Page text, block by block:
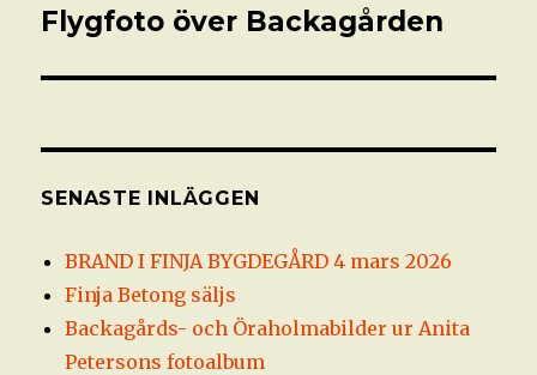
Nästa
Flygfoto över Backagården
SENASTE INLÄGGEN
BRAND I FINJA BYGDEGÅRD 4 mars 2026
Finja Betong säljs
Backagårds- och Öraholmabilder ur Anita
Petersons fotoalbum